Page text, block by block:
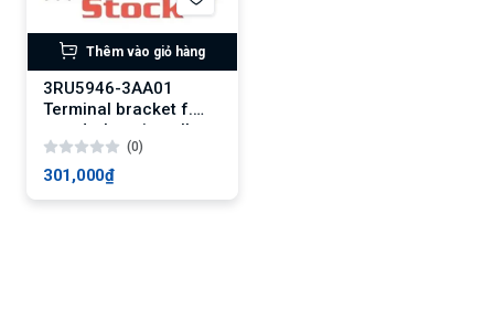
Thêm vào giỏ hàng
3RU5946-3AA01
Terminal bracket f.
stand-alone install.
(0)
301,000₫